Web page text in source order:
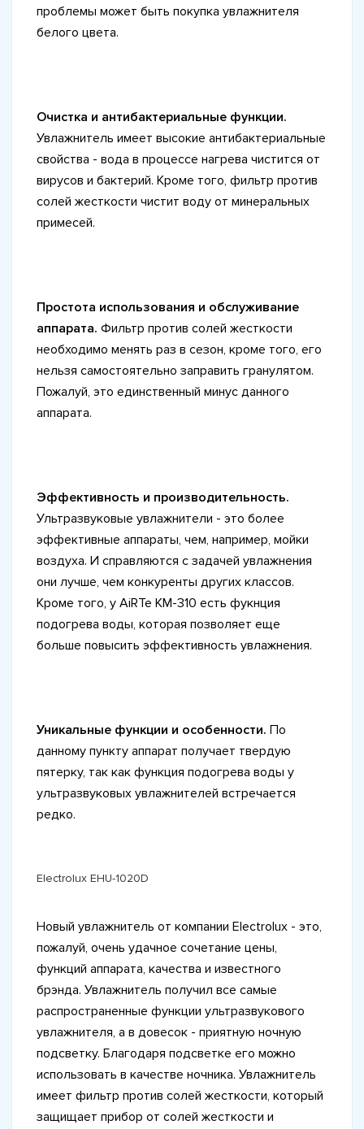
проблемы может быть покупка увлажнителя
белого цвета.
Очистка и антибактериальные функции.
Увлажнитель имеет высокие антибактериальные
свойства - вода в процессе нагрева чистится от
вирусов и бактерий. Кроме того, фильтр против
солей жесткости чистит воду от минеральных
примесей.
Простота использования и обслуживание
аппарата. Фильтр против солей жесткости
необходимо менять раз в сезон, кроме того, его
нельзя самостоятельно заправить гранулятом.
Пожалуй, это единственный минус данного
аппарата.
Эффективность и производительность.
Ультразвуковые увлажнители - это более
эффективные аппараты, чем, например, мойки
воздуха. И справляются с задачей увлажнения
они лучше, чем конкуренты других классов.
Кроме того, у AiRTe KM-310 есть фукнция
подогрева воды, которая позволяет еще
больше повысить эффективность увлажнения.
Уникальные функции и особенности. По
данному пункту аппарат получает твердую
пятерку, так как функция подогрева воды у
ультразвуковых увлажнителей встречается
редко.
Electrolux EHU-1020D
Новый увлажнитель от компании Electrolux - это,
пожалуй, очень удачное сочетание цены,
функций аппарата, качества и известного
брэнда. Увлажнитель получил все самые
распространенные функции ультразвукового
увлажнителя, а в довесок - приятную ночную
подсветку. Благодаря подсветке его можно
использовать в качестве ночника. Увлажнитель
имеет фильтр против солей жесткости, который
защищает прибор от солей жесткости и